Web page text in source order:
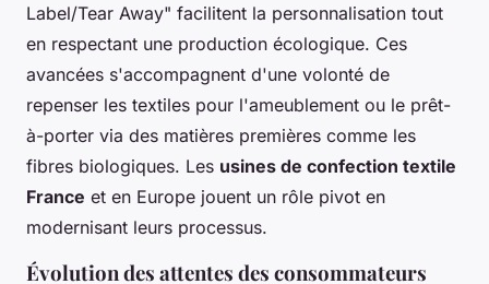
Label/Tear Away" facilitent la personnalisation tout
en respectant une production écologique. Ces
avancées s'accompagnent d'une volonté de
repenser les textiles pour l'ameublement ou le prêt-
à-porter via des matières premières comme les
fibres biologiques. Les usines de confection textile
France et en Europe jouent un rôle pivot en
modernisant leurs processus.
Évolution des attentes des consommateurs